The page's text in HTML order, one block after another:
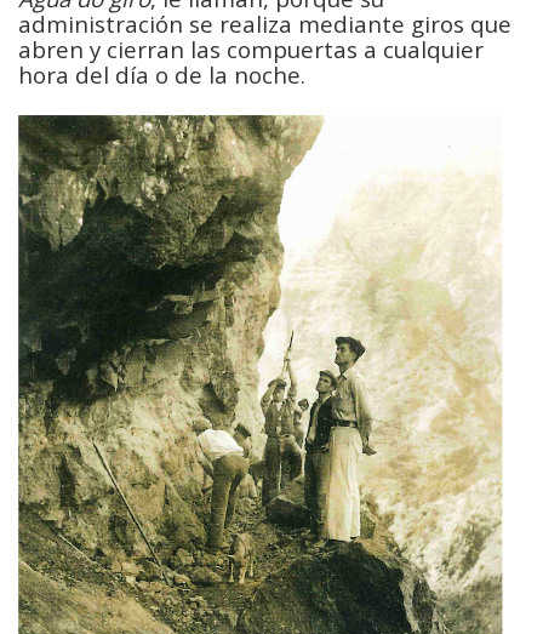
administración se realiza mediante giros que
abren y cierran las compuertas a cualquier
hora del día o de la noche.